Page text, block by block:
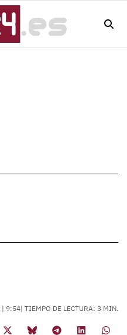
| 9:54| TIEMPO DE LECTURA: 3 MIN.